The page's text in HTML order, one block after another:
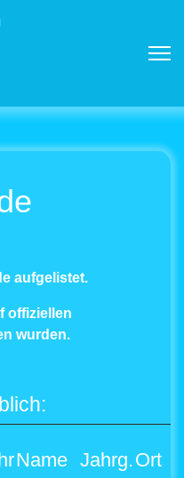
aufgelistet.
offiziellen
wurden.
Name Jahrg.Ort